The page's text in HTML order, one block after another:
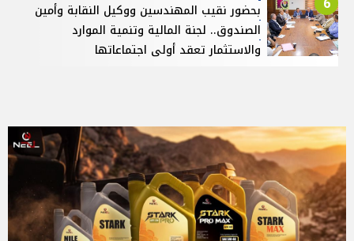
بحضور نقيب المهندسين ووكيل النقابة وأمين
الصندوق.. لجنة المالية وتنمية الموارد
والاستثمار تعقد أولى اجتماعاتها